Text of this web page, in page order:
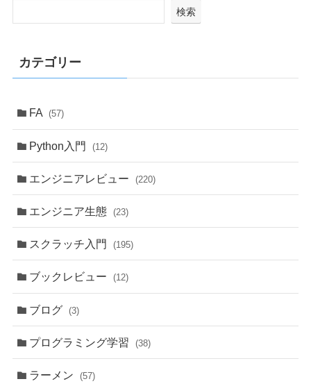
検索
カテゴリー
FA (57)
Python入門 (12)
エンジニアレビュー (220)
エンジニア生態 (23)
スクラッチ入門 (195)
ブックレビュー (12)
ブログ (3)
プログラミング学習 (38)
ラーメン (57)